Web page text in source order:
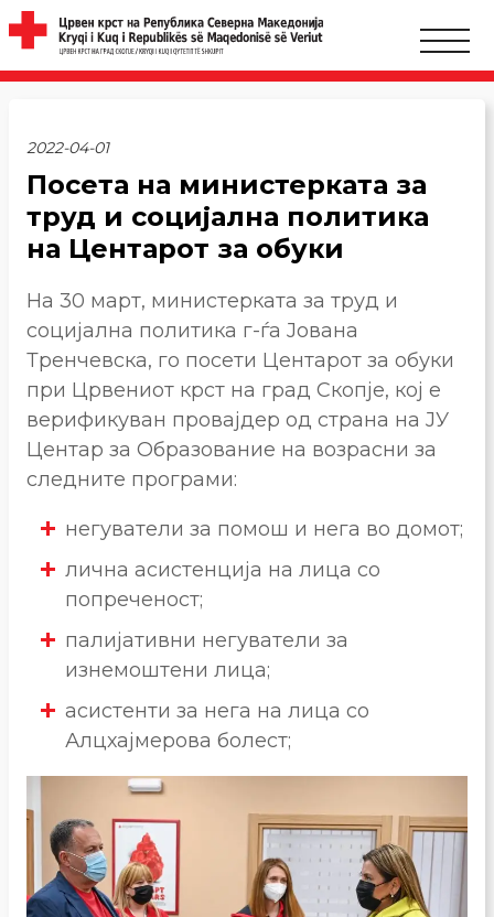
2022-04-01
Посета на министерката за
труд и социјална политика
на Центарот за обуки
На 30 март, министерката за труд и
социјална политика г-ѓа Јована
Тренчевска, го посети Центарот за обуки
при Црвениот крст на град Скопје, кој е
верификуван провајдер од страна на ЈУ
Центар за Образование на возрасни за
следните програми:
негуватели за помош и нега во домот;
лична асистенција на лица со
попреченост;
палијативни негуватели за
изнемоштени лица;
асистенти за нега на лица со
Алцхајмерова болест;